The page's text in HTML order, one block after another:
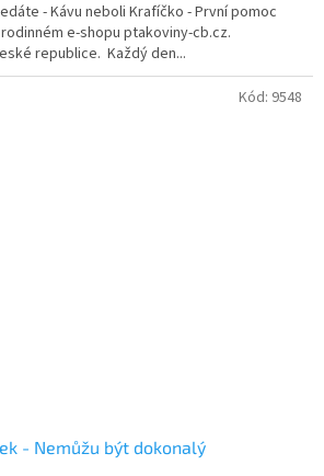
- Kávu neboli Krafíčko - První pomoc
e-shopu ptakoviny-cb.cz.
republice. Každý den...
- Nemůžu být dokonalý
Kód: 9548